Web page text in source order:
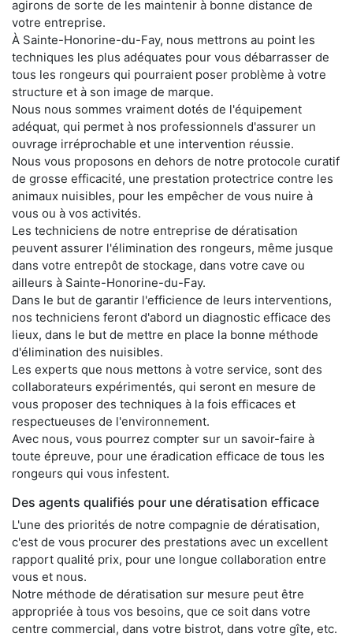
agirons de sorte de les maintenir à bonne distance de
votre entreprise.
À Sainte-Honorine-du-Fay, nous mettrons au point les
techniques les plus adéquates pour vous débarrasser de
tous les rongeurs qui pourraient poser problème à votre
structure et à son image de marque.
Nous nous sommes vraiment dotés de l'équipement
adéquat, qui permet à nos professionnels d'assurer un
ouvrage irréprochable et une intervention réussie.
Nous vous proposons en dehors de notre protocole curatif
de grosse efficacité, une prestation protectrice contre les
animaux nuisibles, pour les empêcher de vous nuire à
vous ou à vos activités.
Les techniciens de notre entreprise de dératisation
peuvent assurer l'élimination des rongeurs, même jusque
dans votre entrepôt de stockage, dans votre cave ou
ailleurs à Sainte-Honorine-du-Fay.
Dans le but de garantir l'efficience de leurs interventions,
nos techniciens feront d'abord un diagnostic efficace des
lieux, dans le but de mettre en place la bonne méthode
d'élimination des nuisibles.
Les experts que nous mettons à votre service, sont des
collaborateurs expérimentés, qui seront en mesure de
vous proposer des techniques à la fois efficaces et
respectueuses de l'environnement.
Avec nous, vous pourrez compter sur un savoir-faire à
toute épreuve, pour une éradication efficace de tous les
rongeurs qui vous infestent.
Des agents qualifiés pour une dératisation efficace
L'une des priorités de notre compagnie de dératisation,
c'est de vous procurer des prestations avec un excellent
rapport qualité prix, pour une longue collaboration entre
vous et nous.
Notre méthode de dératisation sur mesure peut être
appropriée à tous vos besoins, que ce soit dans votre
centre commercial, dans votre bistrot, dans votre gîte, etc.